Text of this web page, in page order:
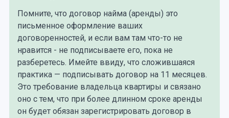
Помните, что договор найма (аренды) это
письменное оформление ваших
договоренностей, и если вам там что-то не
нравится - не подписываете его, пока не
разберетесь. Имейте ввиду, что сложившаяся
практика — подписывать договор на 11 месяцев.
Это требование владельца квартиры и связано
оно с тем, что при более длинном сроке аренды
он будет обязан зарегистрировать договор в